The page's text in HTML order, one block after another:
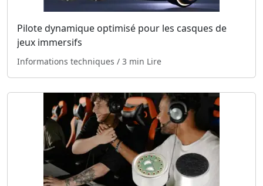
Pilote dynamique optimisé pour les casques de
jeux immersifs
Informations techniques / 3 min Lire